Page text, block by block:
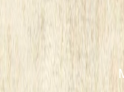
SKIP TO CONTENT